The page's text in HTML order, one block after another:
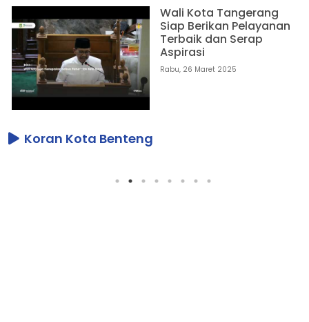
Wali Kota Tangerang
Siap Berikan Pelayanan
Terbaik dan Serap
Aspirasi
Rabu, 26 Maret 2025
Koran Kota Benteng